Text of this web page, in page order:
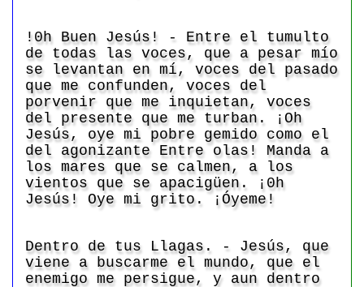
!0h Buen Jesús! - Entre el tumulto
de todas las voces, que a pesar mío
se levantan en mí, voces del pasado
que me confunden, voces del
porvenir que me inquietan, voces
del presente que me turban. ¡Oh
Jesús, oye mi pobre gemido como el
del agonizante Entre olas! Manda a
los mares que se calmen, a los
vientos que se apacigüen. ¡0h
Jesús! Oye mi grito. ¡Óyeme!
Dentro de tus Llagas. - Jesús, que
viene a buscarme el mundo, que el
enemigo me persigue, y aun dentro